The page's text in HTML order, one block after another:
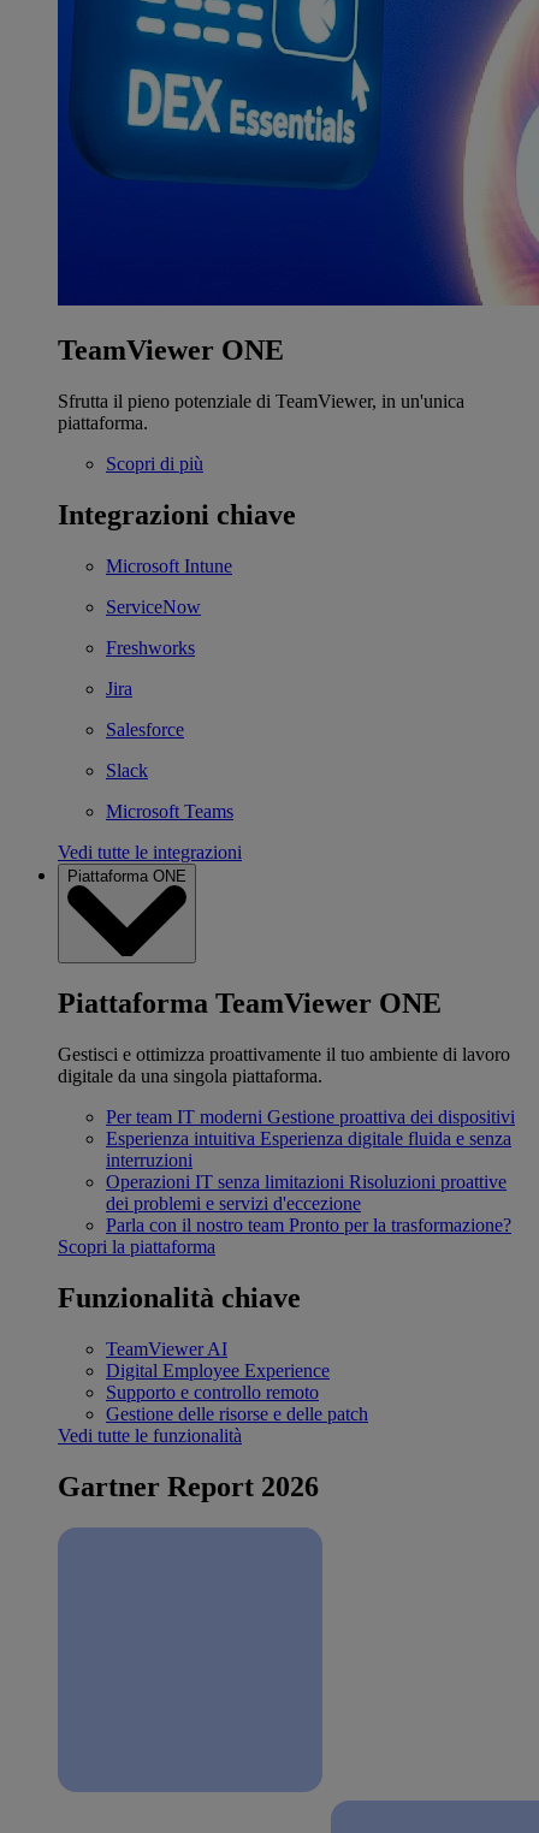
TeamViewer ONE
Sfrutta il pieno potenziale di TeamViewer, in un'unica
piattaforma.
Scopri di più
Integrazioni chiave
Microsoft Intune
ServiceNow
Freshworks
Jira
Salesforce
Slack
Microsoft Teams
Vedi tutte le integrazioni
Piattaforma ONE
Piattaforma TeamViewer ONE
Gestisci e ottimizza proattivamente il tuo ambiente di lavoro
digitale da una singola piattaforma.
Per team IT moderni Gestione proattiva dei dispositivi
Esperienza intuitiva Esperienza digitale fluida e senza
interruzioni
Operazioni IT senza limitazioni Risoluzioni proattive
dei problemi e servizi d'eccezione
Parla con il nostro team Pronto per la trasformazione?
Scopri la piattaforma
Funzionalità chiave
TeamViewer AI
Digital Employee Experience
Supporto e controllo remoto
Gestione delle risorse e delle patch
Vedi tutte le funzionalità
Gartner Report 2026